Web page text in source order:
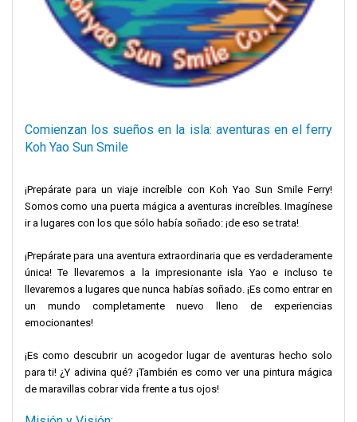
Comienzan los sueños en la isla: aventuras en el ferry
Koh Yao Sun Smile
¡Prepárate para un viaje increíble con Koh Yao Sun Smile Ferry!
Somos como una puerta mágica a aventuras increíbles. Imagínese
ir a lugares con los que sólo había soñado: ¡de eso se trata!
¡Prepárate para una aventura extraordinaria que es verdaderamente
única! Te llevaremos a la impresionante isla Yao e incluso te
llevaremos a lugares que nunca habías soñado. ¡Es como entrar en
un mundo completamente nuevo lleno de experiencias
emocionantes!
¡Es como descubrir un acogedor lugar de aventuras hecho solo
para ti! ¿Y adivina qué? ¡También es como ver una pintura mágica
de maravillas cobrar vida frente a tus ojos!